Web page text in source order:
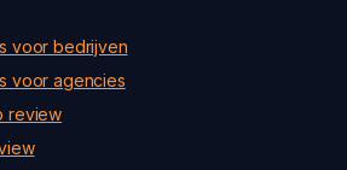
voor bedrijven
voor agencies
review